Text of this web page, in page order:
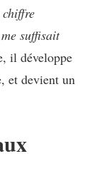
chiffre
suffisait
il développe
et devient un